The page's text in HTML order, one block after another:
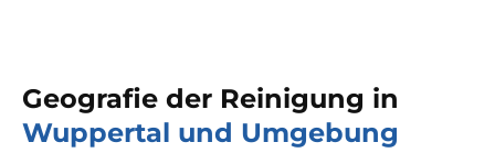
Geografie der Reinigung in
Wuppertal und Umgebung